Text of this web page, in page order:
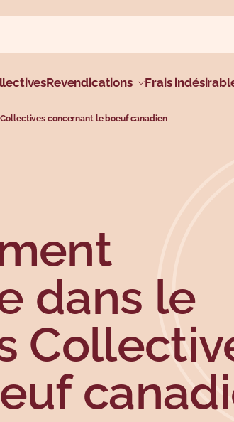
Revendications Frais
concernant le boeuf canadien
dans le